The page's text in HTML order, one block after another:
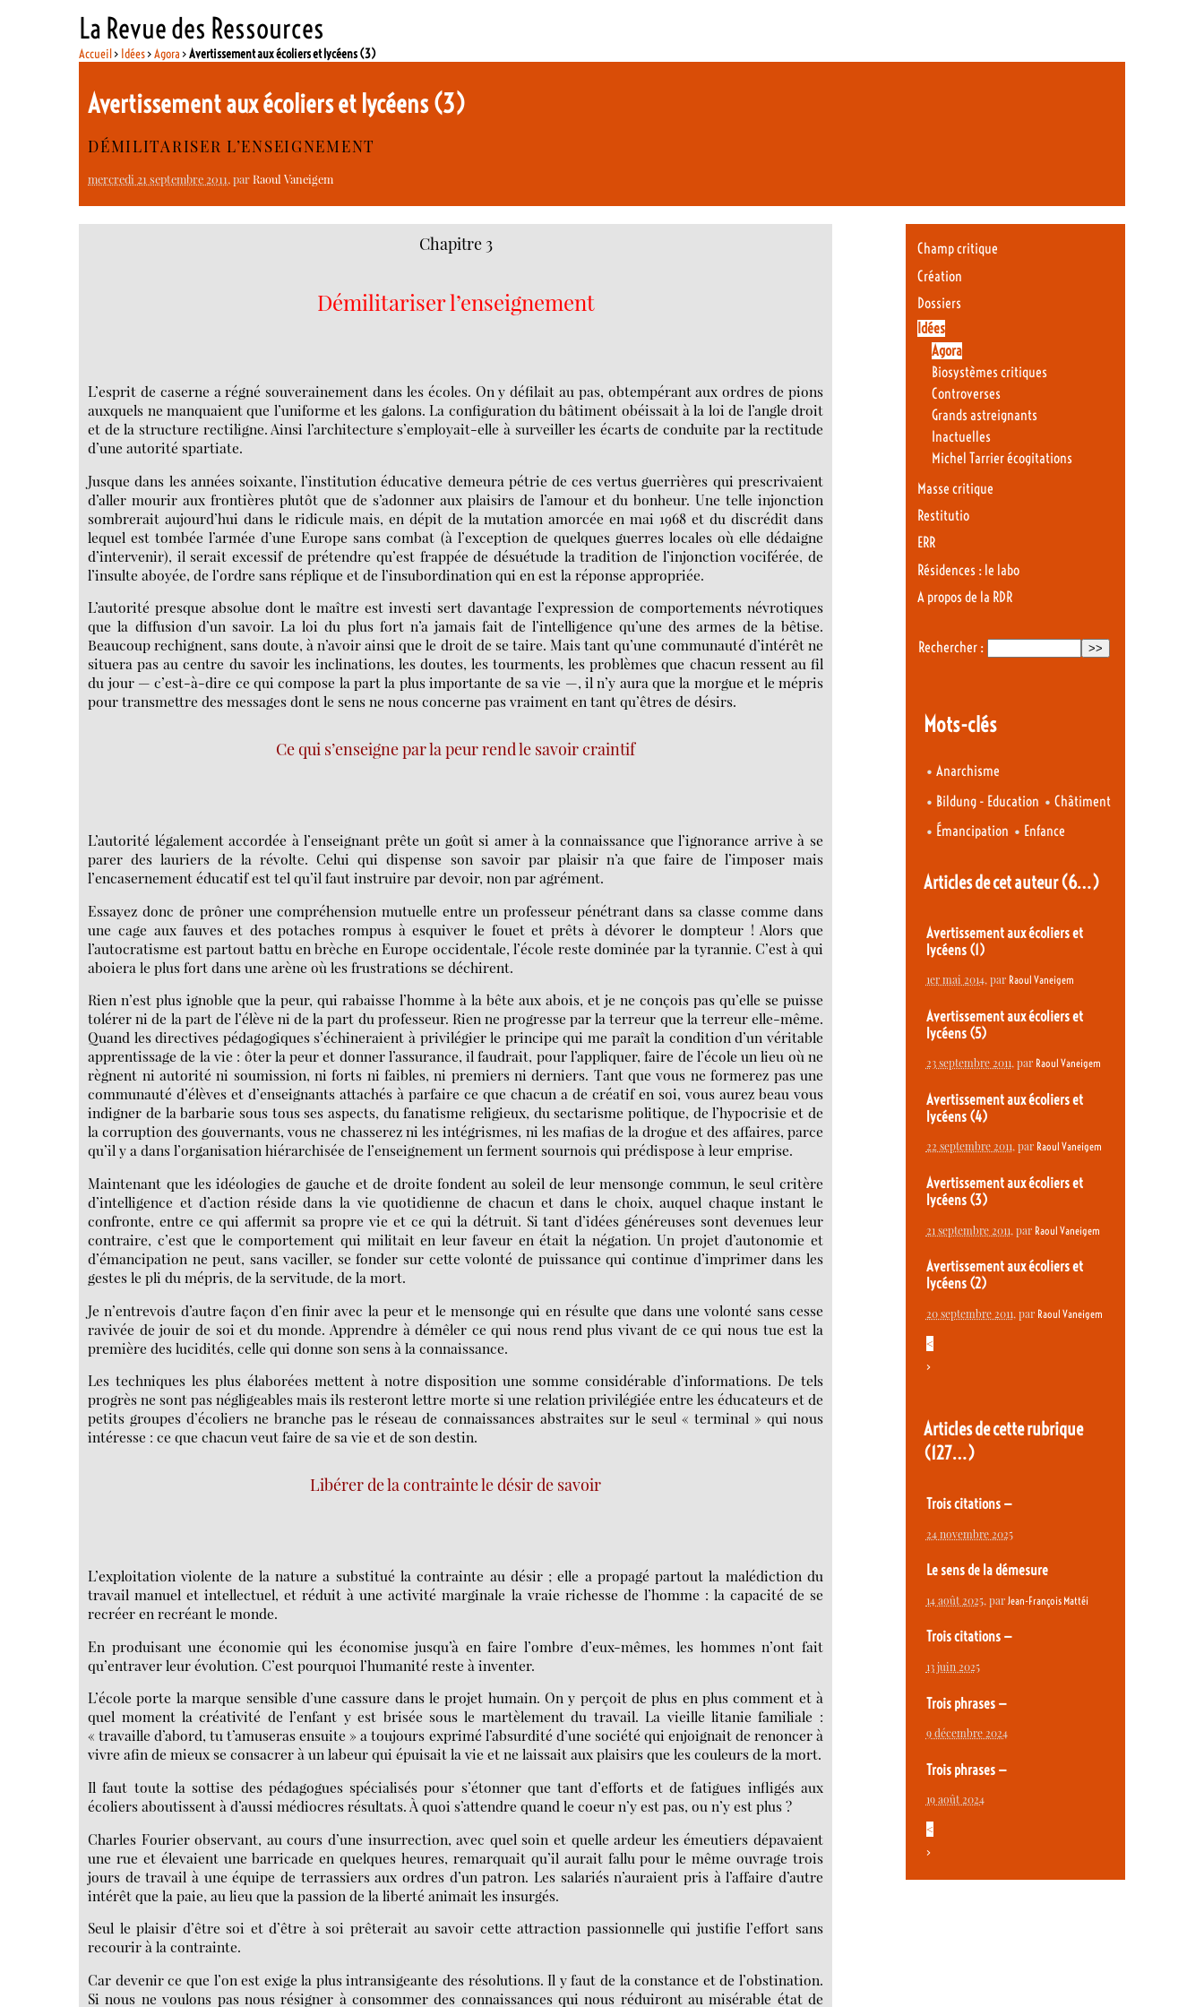
La Revue des Ressources
Accueil> Idées>Agora >Avertissement aux écoliers et lycéens (3)
Avertissement aux écoliers et lycéens (3)
DÉMILITARISER L’ENSEIGNEMENT
mercredi 21 septembre 2011, parRaoul Vaneigem
Chapitre 3
Démilitariser l’enseignement
L’esprit de caserne a régné souverainement dans les écoles. On y défilait au pas, obtempérant aux ordres de pions
auxquels ne manquaient que l’uniforme et les galons. La configuration du bâtiment obéissait à la loi de l’angle droit
et de la structure rectiligne. Ainsi l’architecture s’employait-elle à surveiller les écarts de conduite par la rectitude
d’une autorité spartiate.
Jusque dans les années soixante, l’institution éducative demeura pétrie de ces vertus guerrières qui prescrivaient
d’aller mourir aux frontières plutôt que de s’adonner aux plaisirs de l’amour et du bonheur. Une telle injonction
sombrerait aujourd’hui dans le ridicule mais, en dépit de la mutation amorcée en mai 1968 et du discrédit dans
lequel est tombée l’armée d’une Europe sans combat (à l’exception de quelques guerres locales où elle dédaigne
d’intervenir), il serait excessif de prétendre qu’est frappée de désuétude la tradition de l’injonction vociférée, de
l’insulte aboyée, de l’ordre sans réplique et de l’insubordination qui en est la réponse appropriée.
L’autorité presque absolue dont le maître est investi sert davantage l’expression de comportements névrotiques
que la diffusion d’un savoir. La loi du plus fort n’a jamais fait de l’intelligence qu’une des armes de la bêtise.
Beaucoup rechignent, sans doute, à n’avoir ainsi que le droit de se taire. Mais tant qu’une communauté d’intérêt ne
situera pas au centre du savoir les inclinations, les doutes, les tourments, les problèmes que chacun ressent au fil
du jour — c’est-à-dire ce qui compose la part la plus importante de sa vie —, il n’y aura que la morgue et le mépris
pour transmettre des messages dont le sens ne nous concerne pas vraiment en tant qu’êtres de désirs.
Ce qui s’enseigne par la peur rend le savoir craintif
L’autorité légalement accordée à l’enseignant prête un goût si amer à la connaissance que l’ignorance arrive à se
parer des lauriers de la révolte. Celui qui dispense son savoir par plaisir n’a que faire de l’imposer mais
l’encasernement éducatif est tel qu’il faut instruire par devoir, non par agrément.
Essayez donc de prôner une compréhension mutuelle entre un professeur pénétrant dans sa classe comme dans
une cage aux fauves et des potaches rompus à esquiver le fouet et prêts à dévorer le dompteur ! Alors que
l’autocratisme est partout battu en brèche en Europe occidentale, l’école reste dominée par la tyrannie. C’est à qui
aboiera le plus fort dans une arène où les frustrations se déchirent.
Rien n’est plus ignoble que la peur, qui rabaisse l’homme à la bête aux abois, et je ne conçois pas qu’elle se puisse
tolérer ni de la part de l’élève ni de la part du professeur. Rien ne progresse par la terreur que la terreur elle-même.
Quand les directives pédagogiques s’échineraient à privilégier le principe qui me paraît la condition d’un véritable
apprentissage de la vie : ôter la peur et donner l’assurance, il faudrait, pour l’appliquer, faire de l’école un lieu où ne
règnent ni autorité ni soumission, ni forts ni faibles, ni premiers ni derniers. Tant que vous ne formerez pas une
communauté d’élèves et d’enseignants attachés à parfaire ce que chacun a de créatif en soi, vous aurez beau vous
indigner de la barbarie sous tous ses aspects, du fanatisme religieux, du sectarisme politique, de l’hypocrisie et de
la corruption des gouvernants, vous ne chasserez ni les intégrismes, ni les mafias de la drogue et des affaires, parce
qu’il y a dans l’organisation hiérarchisée de l’enseignement un ferment sournois qui prédispose à leur emprise.
Maintenant que les idéologies de gauche et de droite fondent au soleil de leur mensonge commun, le seul critère
d’intelligence et d’action réside dans la vie quotidienne de chacun et dans le choix, auquel chaque instant le
confronte, entre ce qui affermit sa propre vie et ce qui la détruit. Si tant d’idées généreuses sont devenues leur
contraire, c’est que le comportement qui militait en leur faveur en était la négation. Un projet d’autonomie et
d’émancipation ne peut, sans vaciller, se fonder sur cette volonté de puissance qui continue d’imprimer dans les
gestes le pli du mépris, de la servitude, de la mort.
Je n’entrevois d’autre façon d’en finir avec la peur et le mensonge qui en résulte que dans une volonté sans cesse
ravivée de jouir de soi et du monde. Apprendre à démêler ce qui nous rend plus vivant de ce qui nous tue est la
première des lucidités, celle qui donne son sens à la connaissance.
Les techniques les plus élaborées mettent à notre disposition une somme considérable d’informations. De tels
progrès ne sont pas négligeables mais ils resteront lettre morte si une relation privilégiée entre les éducateurs et de
petits groupes d’écoliers ne branche pas le réseau de connaissances abstraites sur le seul « terminal » qui nous
intéresse : ce que chacun veut faire de sa vie et de son destin.
Libérer de la contrainte le désir de savoir
L’exploitation violente de la nature a substitué la contrainte au désir ; elle a propagé partout la malédiction du
travail manuel et intellectuel, et réduit à une activité marginale la vraie richesse de l’homme : la capacité de se
recréer en recréant le monde.
En produisant une économie qui les économise jusqu’à en faire l’ombre d’eux-mêmes, les hommes n’ont fait
qu’entraver leur évolution. C’est pourquoi l’humanité reste à inventer.
L’école porte la marque sensible d’une cassure dans le projet humain. On y perçoit de plus en plus comment et à
quel moment la créativité de l’enfant y est brisée sous le martèlement du travail. La vieille litanie familiale :
« travaille d’abord, tu t’amuseras ensuite » a toujours exprimé l’absurdité d’une société qui enjoignait de renoncer à
vivre afin de mieux se consacrer à un labeur qui épuisait la vie et ne laissait aux plaisirs que les couleurs de la mort.
Il faut toute la sottise des pédagogues spécialisés pour s’étonner que tant d’efforts et de fatigues infligés aux
écoliers aboutissent à d’aussi médiocres résultats. À quoi s’attendre quand le coeur n’y est pas, ou n’y est plus ?
Charles Fourier observant, au cours d’une insurrection, avec quel soin et quelle ardeur les émeutiers dépavaient
une rue et élevaient une barricade en quelques heures, remarquait qu’il aurait fallu pour le même ouvrage trois
jours de travail à une équipe de terrassiers aux ordres d’un patron. Les salariés n’auraient pris à l’affaire d’autre
intérêt que la paie, au lieu que la passion de la liberté animait les insurgés.
Seul le plaisir d’être soi et d’être à soi prêterait au savoir cette attraction passionnelle qui justifie l’effort sans
recourir à la contrainte.
Car devenir ce que l’on est exige la plus intransigeante des résolutions. Il y faut de la constance et de l’obstination.
Si nous ne voulons pas nous résigner à consommer des connaissances qui nous réduiront au misérable état de
Champ critique
Création
Dossiers
Idées
Agora
Biosystèmes critiques
Controverses
Grands astreignants
Inactuelles
Michel Tarrier écogitations
Masse critique
Restitutio
ERR
Résidences : le labo
A propos de la RDR
Rechercher :
Mots-clés
• Anarchisme
• Bildung - Education •Châtiment
• Émancipation • Enfance
Articles de cet auteur(6…)
Avertissement aux écoliers et
lycéens (1)
1er mai 2014, par Raoul Vaneigem
Avertissement aux écoliers et
lycéens (5)
23 septembre 2011, par Raoul Vaneigem
Avertissement aux écoliers et
lycéens (4)
22 septembre 2011, par Raoul Vaneigem
Avertissement aux écoliers et
lycéens (3)
21 septembre 2011, par Raoul Vaneigem
Avertissement aux écoliers et
lycéens (2)
20 septembre 2011, par Raoul Vaneigem
<
>
Articles de cette rubrique
(127…)
Trois citations —
24 novembre 2025
Le sens de la démesure
14 août 2025, par Jean-François Mattéi
Trois citations —
13 juin 2025
Trois phrases —
9 décembre 2024
Trois phrases —
19 août 2024
<
>